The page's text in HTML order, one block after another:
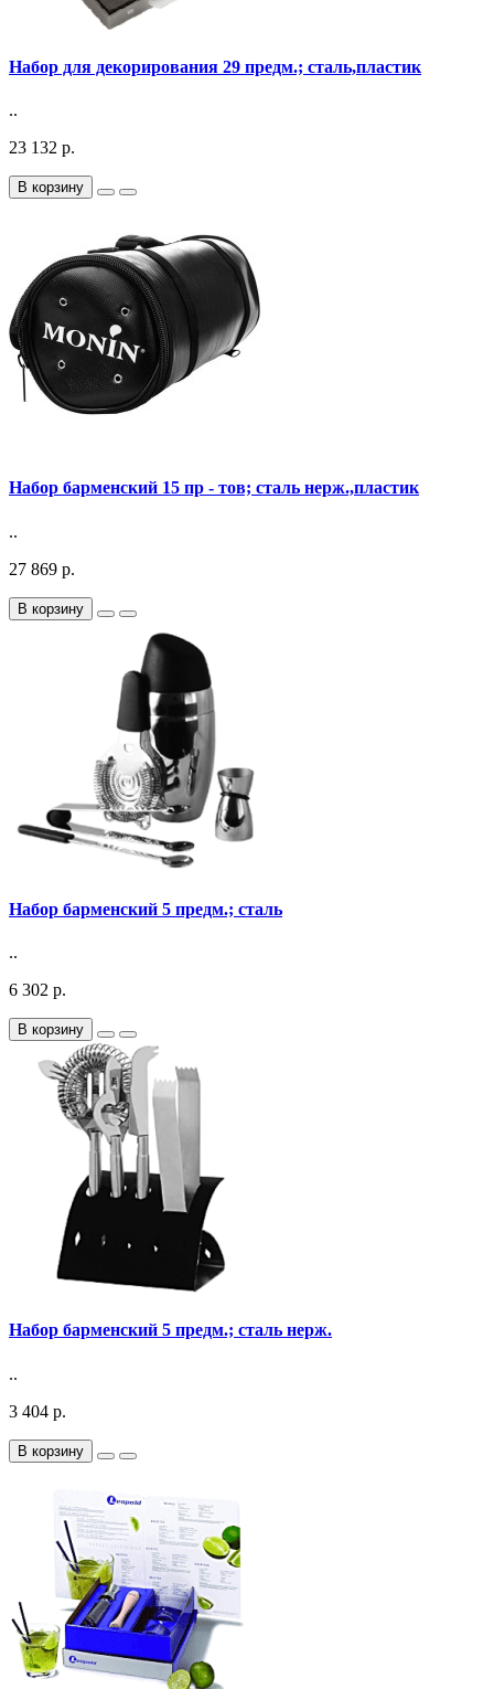
Набор для декорирования 29 предм.; сталь,пластик
..
23 132 р.
В корзину
Набор барменский 15 пр - тов; сталь нерж.,пластик
..
27 869 р.
В корзину
Набор барменский 5 предм.; сталь
..
6 302 р.
В корзину
Набор барменский 5 предм.; сталь нерж.
..
3 404 р.
В корзину